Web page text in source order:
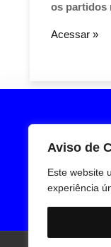
Aviso de
Este website
experiência
os partidos
Acessar »